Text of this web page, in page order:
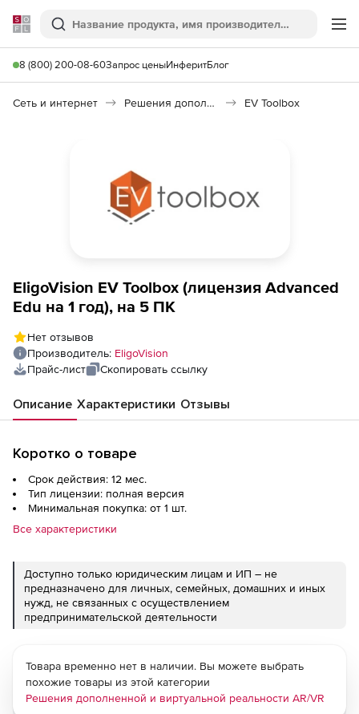
Softline
Поиск
8 (800) 200-08-60Запрос ценыИнферитБлог
Сеть и интернет Решения дополненной и виртуальной реальности AR/VR EV Toolbox
EligoVision EV Toolbox (лицензия Advanced
Edu на 1 год), на 5 ПК
Нет отзывов
Производитель: EligoVision
Прайс-лист
Скопировать ссылку
Описание Характеристики Отзывы
Коротко о товаре
Срок действия: 12 мес.
Тип лицензии: полная версия
Минимальная покупка: от 1 шт.
Все характеристики
Доступно только юридическим лицам и ИП – не
предназначено для личных, семейных, домашних и иных
нужд, не связанных с осуществлением
предпринимательской деятельности
Товара временно нет в наличии. Вы можете выбрать
похожие товары из этой категории
Решения дополненной и виртуальной реальности AR/VR